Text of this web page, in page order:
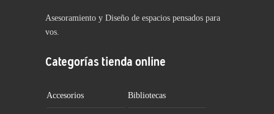
Asesoramiento y Diseño de espacios pensados para
vos.
Categorías tienda online
Accesorios Bibliotecas